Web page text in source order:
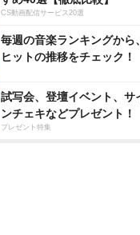
CS動画配信サービス20選
毎週の音楽ランキングから、
ヒットの推移をチェック！
試写会、登壇イベント、サ
ンチェキなどプレゼント！
プレゼント特集